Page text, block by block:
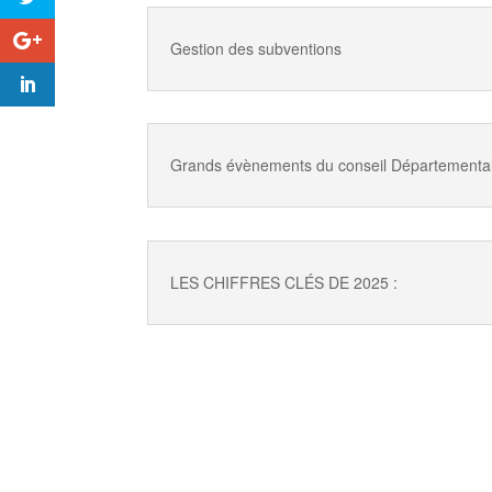
Gestion des subventions
Grands évènements du conseil
LES CHIFFRES CLÉS DE 2025 :